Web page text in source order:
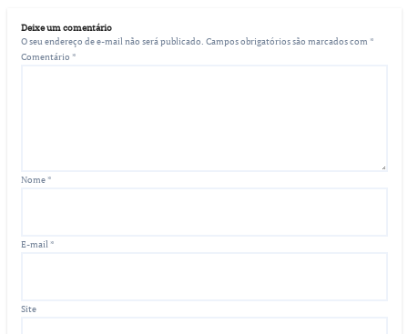
Deixe um comentário
O seu endereço de e-mail não será publicado. Campos obrigatórios são marcados com *
Comentário *
Nome*
E-mail*
Site